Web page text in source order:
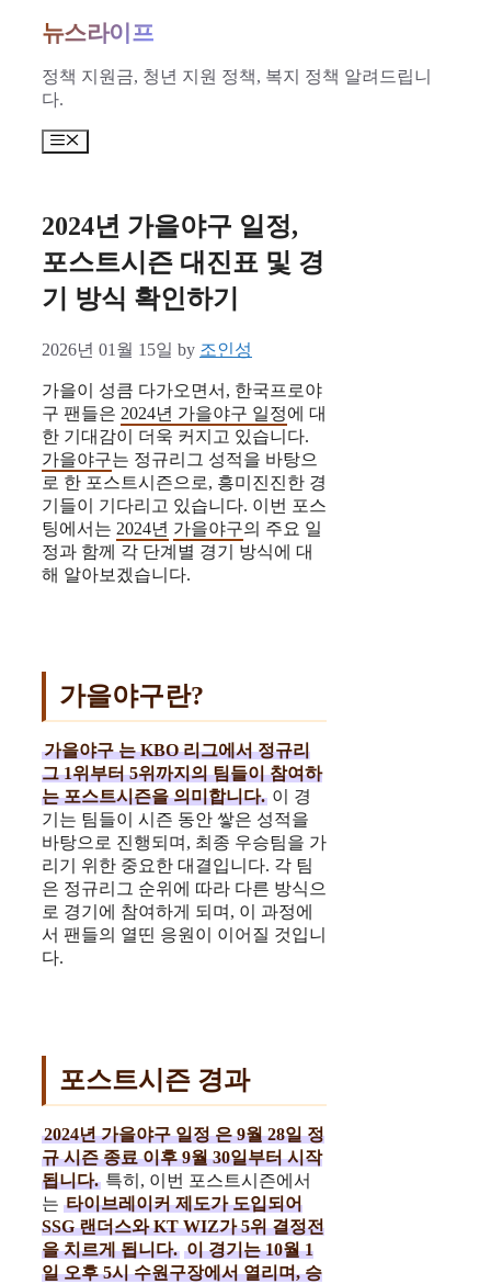
content
뉴스라이프
정책 지원금, 청년 지원 정책, 복지 정책 알려드립니
다.
Menu
2024년 가을야구 일정,
포스트시즌 대진표 및 경
기 방식 확인하기
2026년 01월 15일 by 조인성
가을이 성큼 다가오면서, 한국프로야
구 팬들은 2024년 가을야구 일정에 대
한 기대감이 더욱 커지고 있습니다.
가을야구는 정규리그 성적을 바탕으
로 한 포스트시즌으로, 흥미진진한 경
기들이 기다리고 있습니다. 이번 포스
팅에서는 2024년 가을야구의 주요 일
정과 함께 각 단계별 경기 방식에 대
해 알아보겠습니다.
가을야구란?
가을야구 는 KBO 리그에서 정규리
그 1위부터 5위까지의 팀들이 참여하
는 포스트시즌을 의미합니다. 이 경
기는 팀들이 시즌 동안 쌓은 성적을
바탕으로 진행되며, 최종 우승팀을 가
리기 위한 중요한 대결입니다. 각 팀
은 정규리그 순위에 따라 다른 방식으
로 경기에 참여하게 되며, 이 과정에
서 팬들의 열띤 응원이 이어질 것입니
다.
포스트시즌 경과
2024년 가을야구 일정 은 9월 28일 정
규 시즌 종료 이후 9월 30일부터 시작
됩니다. 특히, 이번 포스트시즌에서
는 타이브레이커 제도가 도입되어
SSG 랜더스와 KT WIZ가 5위 결정전
을 치르게 됩니다. 이 경기는 10월 1
일 오후 5시 수원구장에서 열리며, 승